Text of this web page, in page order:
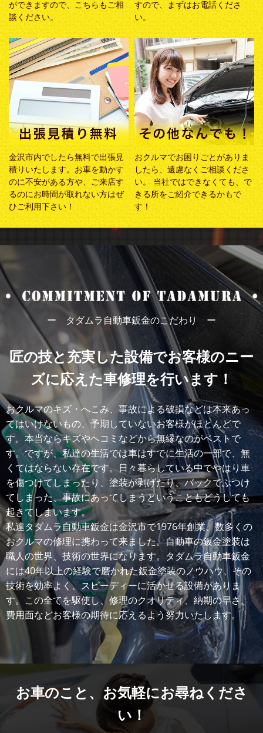
ができますので、こちらもご相
談ください。
すので、まずはお電話くださ
い。
金沢市内でしたら無料で出張見
積りいたします。お車を動かす
のに不安がある方や、ご来店す
るのにお時間が取れない方はぜ
ひご利用下さい！
おクルマでお困りごとがありま
したら、遠慮なくご相談くださ
い。 当社ではできなくても、で
きる所をご紹介できるかもで
す！
ー タダムラ自動車鈑金のこだわり ー
匠の技と充実した設備でお客様のニー
ズに応えた車修理を行います！
おクルマのキズ・へこみ、事故による破損などは本来あっ
てはいけないもの、予期していないお客様がほとんどで
す。本当ならキズやヘコミなどから無縁なのがベストで
す。ですが、私達の生活では車はすでに生活の一部で、無
くてはならない存在です。日々暮らしている中でやはり車
を傷つけてしまったり、塗装が剥げたり、バックでぶつけ
てしまった、事故にあってしまうということもどうしても
起きてしまいます。
私達タダムラ自動車鈑金は金沢市で1976年創業、数多くの
おクルマの修理に携わって来ました。自動車の鈑金塗装は
職人の世界、技術の世界になります。タダムラ自動車鈑金
には40年以上の経験で磨かれた鈑金塗装のノウハウ、その
技術を効率よく、スピーディーに活かせる設備がありま
す。この全てを駆使し、修理のクオリティ、納期の早さ、
費用面などお客様の期待に応えるよう努力いたします。
お車のこと、お気軽にお尋ねくださ
い！